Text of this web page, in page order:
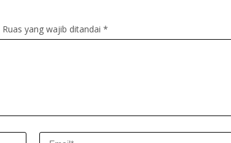
Ruas yang wajib ditandai *